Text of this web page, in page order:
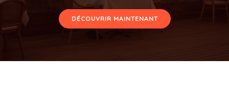
DÉCOUVRIR MAINTENANT